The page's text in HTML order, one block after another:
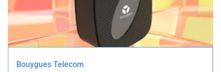
Bouygues Telecom